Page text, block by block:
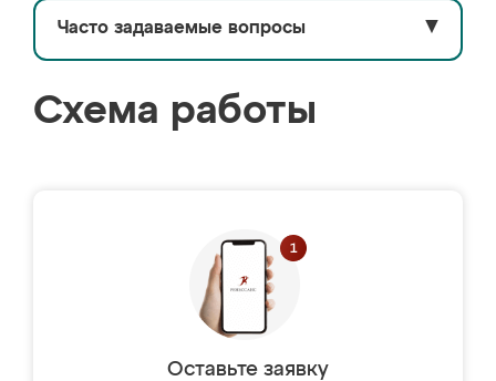
Часто задаваемые вопросы ▼
Схема работы
Оставьте заявку